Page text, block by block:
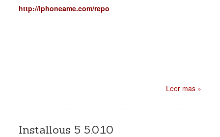
http://iphoneame.com/repo
Leer mas »
Installous 5 5.0.10